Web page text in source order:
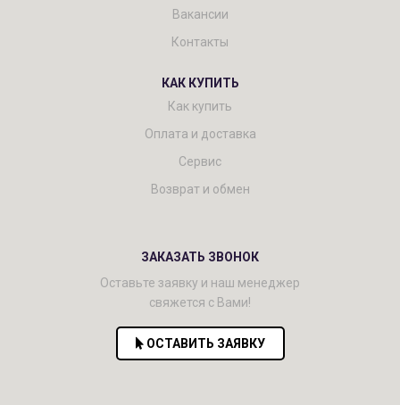
Вакансии
Контакты
КАК КУПИТЬ
Как купить
Оплата и доставка
Сервис
Возврат и обмен
ЗАКАЗАТЬ ЗВОНОК
Оставьте заявку и наш менеджер
свяжется с Вами!
ОСТАВИТЬ ЗАЯВКУ